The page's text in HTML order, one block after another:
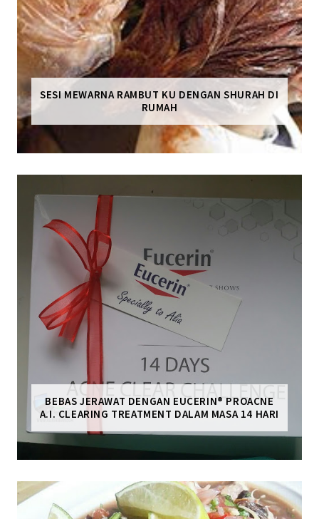
SESI MEWARNA RAMBUT KU DENGAN SHURAH DI
RUMAH
BEBAS JERAWAT DENGAN EUCERIN® PROACNE
A.I. CLEARING TREATMENT DALAM MASA 14 HARI